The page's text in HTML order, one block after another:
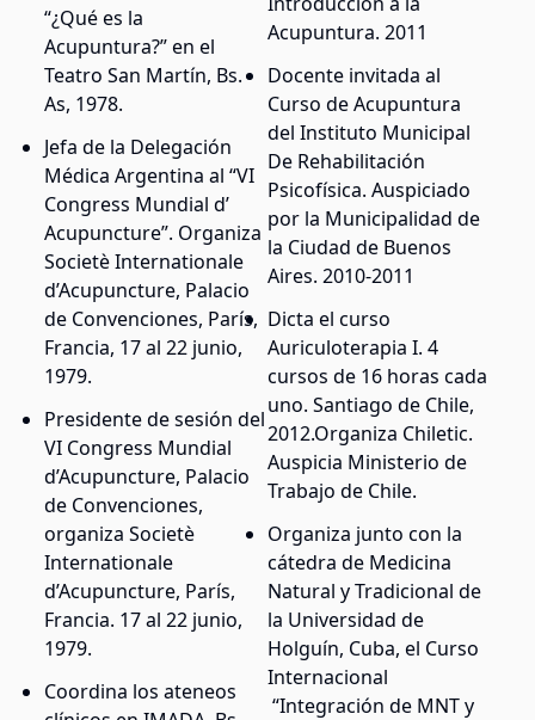
“¿Qué es la
Acupuntura?” en el
Teatro San Martín, Bs.
As, 1978.
Jefa de la Delegación
Médica Argentina al “VI
Congress Mundial d’
Acupuncture”. Organiza
Societè Internationale
d’Acupuncture, Palacio
de Convenciones, París,
Francia, 17 al 22 junio,
1979.
Presidente de sesión del
VI Congress Mundial
d’Acupuncture, Palacio
de Convenciones,
organiza Societè
Internationale
d’Acupuncture, París,
Francia. 17 al 22 junio,
1979.
Coordina los ateneos
Acupuntura. 2011
Docente invitada al
Curso de Acupuntura
del Instituto Municipal
De Rehabilitación
Psicofísica. Auspiciado
por la Municipalidad de
la Ciudad de Buenos
Aires. 2010-2011
Dicta el curso
Auriculoterapia I. 4
cursos de 16 horas cada
uno. Santiago de Chile,
2012.Organiza Chiletic.
Auspicia Ministerio de
Trabajo de Chile.
Organiza junto con la
cátedra de Medicina
Natural y Tradicional de
la Universidad de
Holguín, Cuba, el Curso
Internacional
“Integración de MNT y